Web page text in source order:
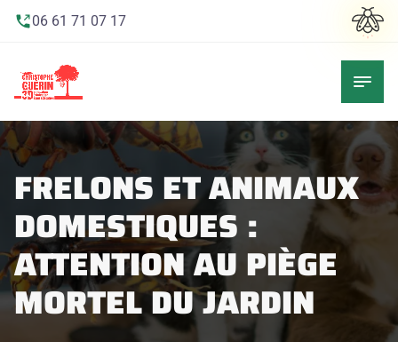
06 61 71 07 17
FRELONS ET ANIMAUX
DOMESTIQUES :
ATTENTION AU PIÈGE
MORTEL DU JARDIN